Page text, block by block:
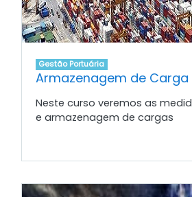
Gestão Portuária
Armazenagem de Carga
Neste curso veremos as
e armazenagem de cargas